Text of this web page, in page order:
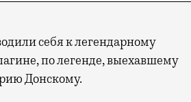
себя к легендарному
по легенде, выехавшему
Донскому.